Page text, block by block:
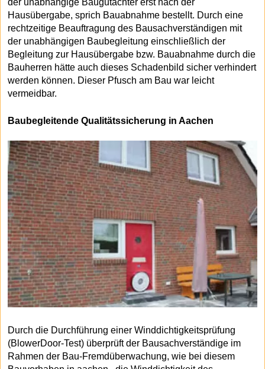
der unabhängige Baugutachter erst nach der
Hausübergabe, sprich Bauabnahme bestellt. Durch eine
rechtzeitige Beauftragung des Bausachverständigen mit
der unabhängigen Baubegleitung einschließlich der
Begleitung zur Hausübergabe bzw. Bauabnahme durch die
Bauherren hätte auch dieses Schadenbild sicher verhindert
werden können. Dieser Pfusch am Bau war leicht
vermeidbar.
Baubegleitende Qualitätssicherung in Aachen
Durch die Durchführung einer Winddichtigkeitsprüfung
(BlowerDoor-Test) überprüft der Bausachverständige im
Rahmen der Bau-Fremdüberwachung, wie bei diesem